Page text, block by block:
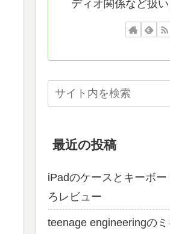
ディオ関係など扱い
最近の投稿
iPadのケースとキーボ
ろレビュー
teenage engineeringの